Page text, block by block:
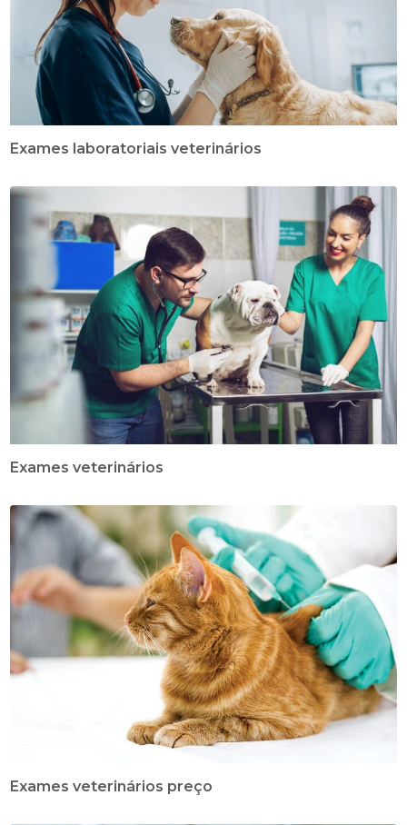
Exames laboratoriais veterinários
Exames veterinários
Exames veterinários preço